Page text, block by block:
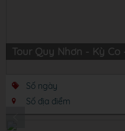
Số ngày
Số địa điểm